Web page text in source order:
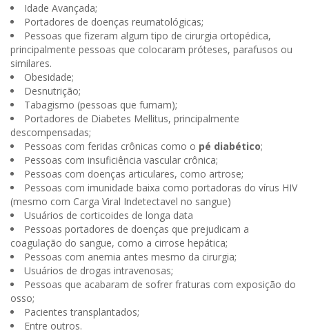
Idade Avançada;
Portadores de doenças reumatológicas;
Pessoas que fizeram algum tipo de cirurgia ortopédica,
principalmente pessoas que colocaram próteses, parafusos ou
similares.
Obesidade;
Desnutrição;
Tabagismo (pessoas que fumam);
Portadores de Diabetes Mellitus, principalmente
descompensadas;
Pessoas com feridas crônicas como o pé diabético;
Pessoas com insuficiência vascular crônica;
Pessoas com doenças articulares, como artrose;
Pessoas com imunidade baixa como portadoras do vírus HIV
(mesmo com Carga Viral Indetectavel no sangue)
Usuários de corticoides de longa data
Pessoas portadores de doenças que prejudicam a
coagulação do sangue, como a cirrose hepática;
Pessoas com anemia antes mesmo da cirurgia;
Usuários de drogas intravenosas;
Pessoas que acabaram de sofrer fraturas com exposição do
osso;
Pacientes transplantados;
Entre outros.